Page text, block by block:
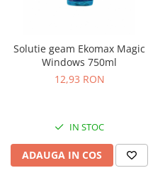
Solutie geam Ekomax Magic
Windows 750ml
12,93 RON
IN STOC
ADAUGA IN COS